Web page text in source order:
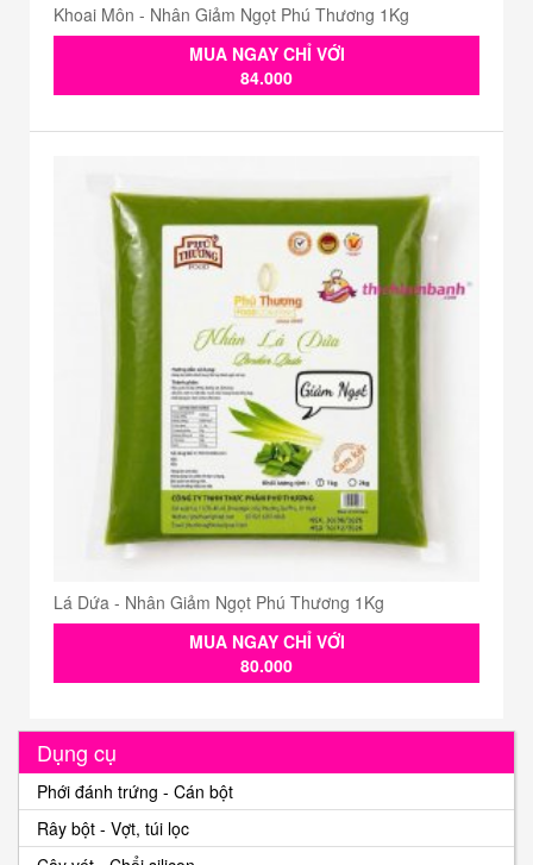
Khoai Môn - Nhân Giảm Ngọt Phú Thương 1Kg
MUA NGAY CHỈ VỚI
84.000
Lá Dứa - Nhân Giảm Ngọt Phú Thương 1Kg
MUA NGAY CHỈ VỚI
80.000
Dụng cụ
Phới đánh trứng - Cán bột
Rây bột - Vợt, túi lọc